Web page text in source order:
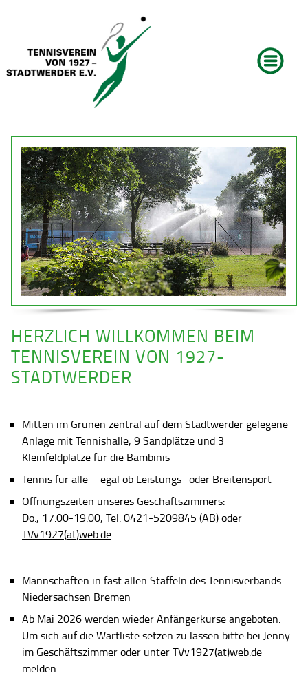
HERZLICH WILLKOMMEN BEIM
TENNISVEREIN VON 1927-
STADTWERDER
Mitten im Grünen zentral auf dem Stadtwerder gelegene
Anlage mit Tennishalle, 9 Sandplätze und 3
Kleinfeldplätze für die Bambinis
Tennis für alle – egal ob Leistungs- oder Breitensport
Öffnungszeiten unseres Geschäftszimmers:
Do., 17:00-19:00, Tel. 0421-5209845 (AB) oder
TVv1927(at)web.de
Mannschaften in fast allen Staffeln des Tennisverbands
Niedersachsen Bremen
Ab Mai 2026 werden wieder Anfängerkurse angeboten.
Um sich auf die Wartliste setzen zu lassen bitte bei Jenny
im Geschäftszimmer oder unter TVv1927(at)web.de
melden